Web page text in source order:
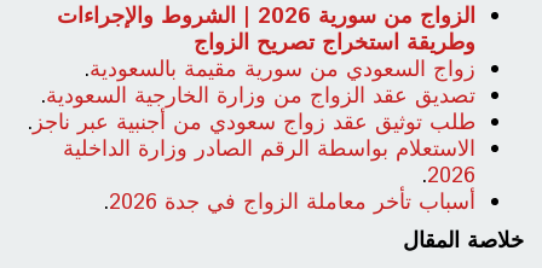
الزواج من سورية 2026 | الشروط والإجراءات
وطريقة استخراج تصريح الزواج
زواج السعودي من سورية مقيمة بالسعودية.
تصديق عقد الزواج من وزارة الخارجية السعودية.
طلب توثيق عقد زواج سعودي من أجنبية عبر ناجز.
الاستعلام بواسطة الرقم الصادر وزارة الداخلية
2026
.
أسباب تأخر معاملة الزواج في جدة 2026
.
خلاصة المقال